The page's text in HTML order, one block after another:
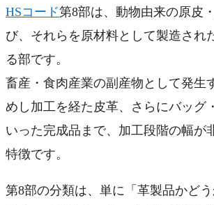
HSコード第8部は、動物由来の原皮
び、それらを原材料として製造され
る部です。
畜産・食肉産業の副産物として発生
めし加工を経た皮革、さらにバッグ
いった完成品まで、加工段階の幅が
特徴です。
第8部の分類は、単に「革製品かど